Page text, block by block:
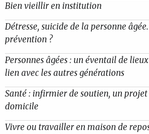
Bien vieillir en institution
Détresse, suicide de la personne
prévention ?
Personnes âgées : un éventail de
lien avec les autres générations
Santé : infirmier de soutien, un
domicile
Vivre ou travailler en maison de